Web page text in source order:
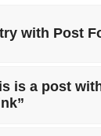
with Post
is a post